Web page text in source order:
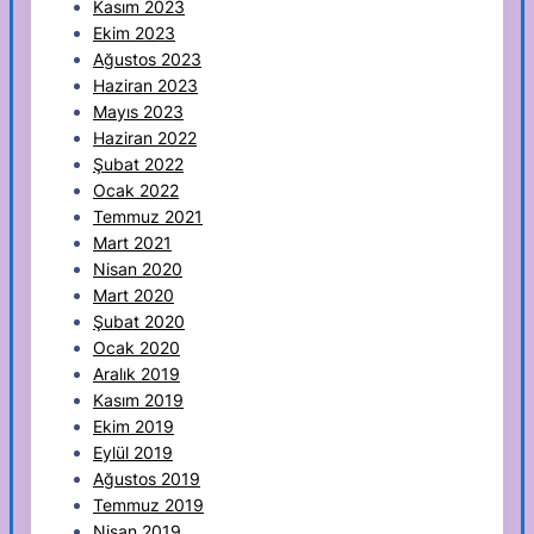
Kasım 2023
Ekim 2023
Ağustos 2023
Haziran 2023
Mayıs 2023
Haziran 2022
Şubat 2022
Ocak 2022
Temmuz 2021
Mart 2021
Nisan 2020
Mart 2020
Şubat 2020
Ocak 2020
Aralık 2019
Kasım 2019
Ekim 2019
Eylül 2019
Ağustos 2019
Temmuz 2019